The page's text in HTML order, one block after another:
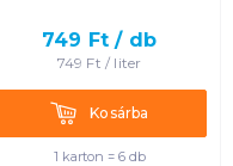
749 Ft / db
749 Ft / liter
KosárbaKosárba
1 karton = 6 db